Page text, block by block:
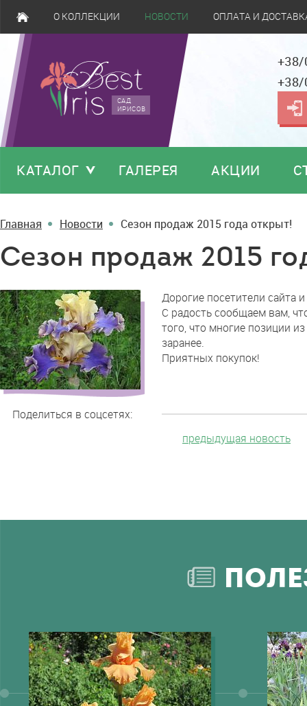
О КОЛЛЕКЦИИ НОВОСТИ ОПЛАТА И
САД
ИРИСОВ
КАТАЛОГ ГАЛЕРЕЯ АКЦИИ
Главная Новости Сезон продаж 2015 года открыт!
Сезон продаж 2015
Сезон
продаж
2015
года
открыт!
Поделиться в соцсетях:
Дорогие посетители сайта
С радость сообщаем вам,
того, что многие позиции
заранее.
Приятных покупок!
предыдущая новость